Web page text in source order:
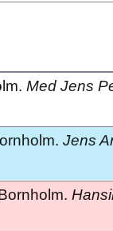
Med Jens
Jens